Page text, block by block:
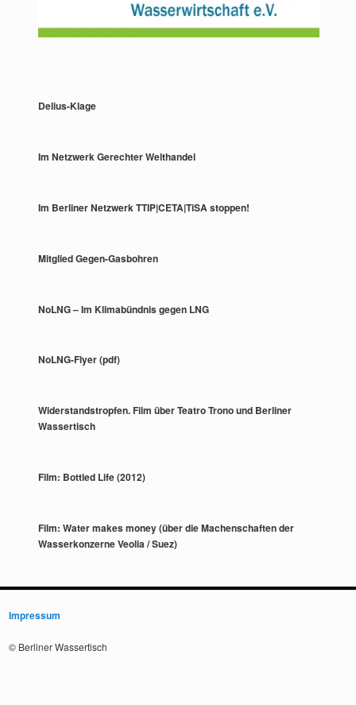
Delius-Klage
Im Netzwerk Gerechter Welthandel
Im Berliner Netzwerk TTIP|CETA|TiSA stoppen!
Mitglied Gegen-Gasbohren
NoLNG – Im Klimabündnis gegen LNG
NoLNG-Flyer (pdf)
Widerstandstropfen. Film über Teatro Trono und Berliner
Wassertisch
Film: Bottled Life (2012)
Film: Water makes money (über die Machenschaften der
Wasserkonzerne Veolia / Suez)
Impressum
© Berliner Wassertisch